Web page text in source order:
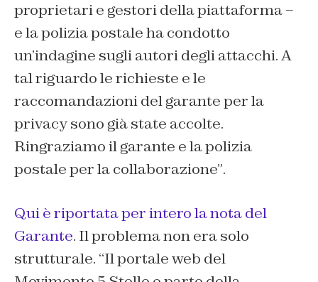
proprietari e gestori della piattaforma –
e la polizia postale ha condotto
un’indagine sugli autori degli attacchi. A
tal riguardo le richieste e le
raccomandazioni del garante per la
privacy sono già state accolte.
Ringraziamo il garante e la polizia
postale per la collaborazione”.
Qui è riportata per intero la nota del
Garante. Il problema non era solo
strutturale. “Il portale web del